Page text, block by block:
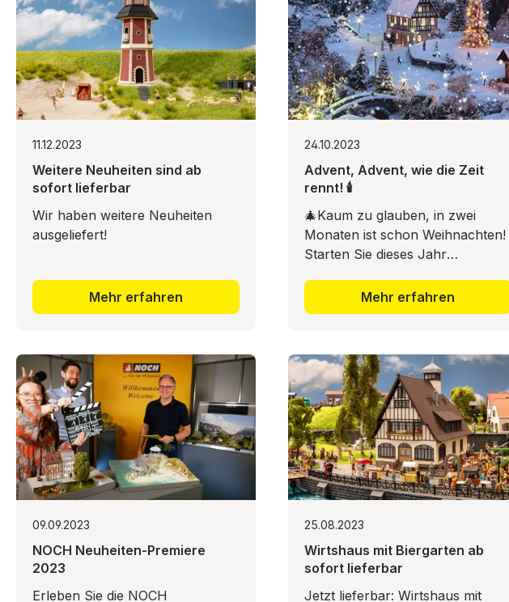
11.12.2023
Weitere Neuheiten sind ab
sofort lieferbar
Wir haben weitere Neuheiten
ausgeliefert!
Mehr erfahren
24.10.2023
Advent, Advent, wie die Zeit
rennt! 🕯️
🎄Kaum zu glauben, in zwei
Monaten ist schon Weihnachten!
Starten Sie dieses Jahr
bestellen Sie schon heute
gemütlich einen Adventskalender
Mehr erfahren
09.09.2023
NOCH Neuheiten-Premiere
2023
Erleben Sie die NOCH
25.08.2023
Wirtshaus mit Biergarten ab
sofort lieferbar
Jetzt lieferbar: Wirtshaus mit